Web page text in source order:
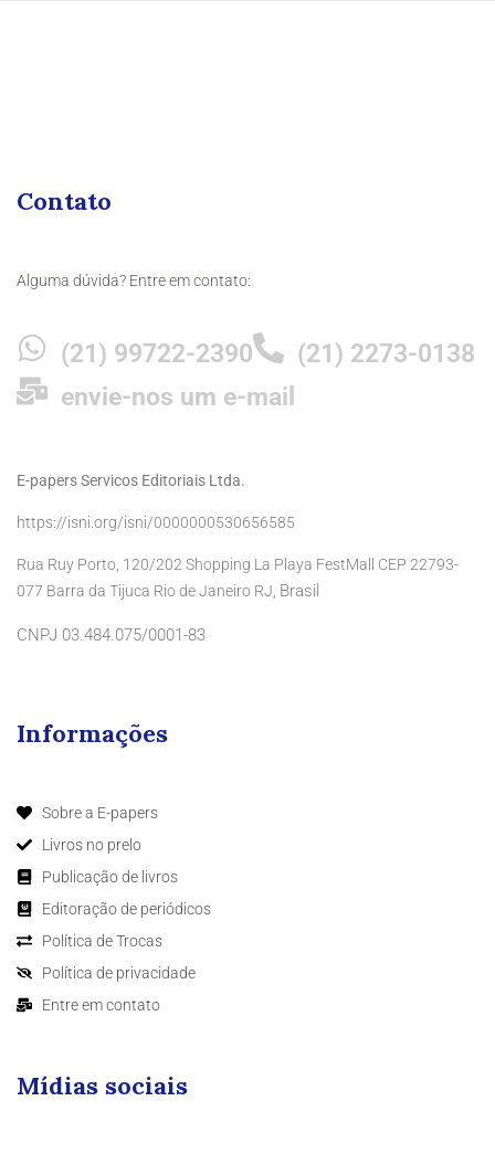
Contato
Alguma dúvida? Entre em contato:
(21) 99722-2390
(21) 2273-0138
envie-nos um e-mail
E-papers Servicos Editoriais Ltda.
https://isni.org/isni/0000000530656585
Rua Ruy Porto, 120/202 Shopping La Playa FestMall CEP 22793-
077 Barra da Tijuca Rio de Janeiro RJ, Brasil
CNPJ 03.484.075/0001-83
Informações
Sobre a E-papers
Livros no prelo
Publicação de livros
Editoração de periódicos
Política de Trocas
Política de privacidade
Entre em contato
Mídias sociais